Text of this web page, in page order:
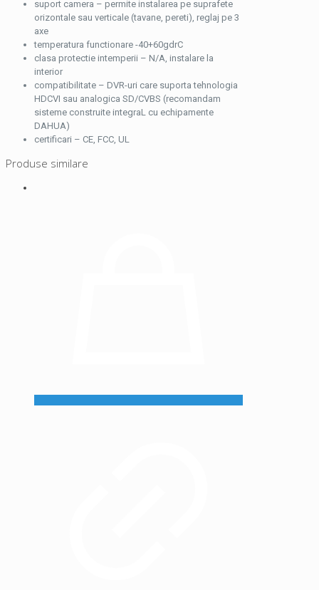
suport camera – permite instalarea pe suprafete
orizontale sau verticale (tavane, pereti), reglaj pe 3
axe
temperatura functionare -40+60gdrC
clasa protectie intemperii – N/A, instalare la
interior
compatibilitate – DVR-uri care suporta tehnologia
HDCVI sau analogica SD/CVBS (recomandam
sisteme construite integraL cu echipamente
DAHUA)
certificari – CE, FCC, UL
Produse similare